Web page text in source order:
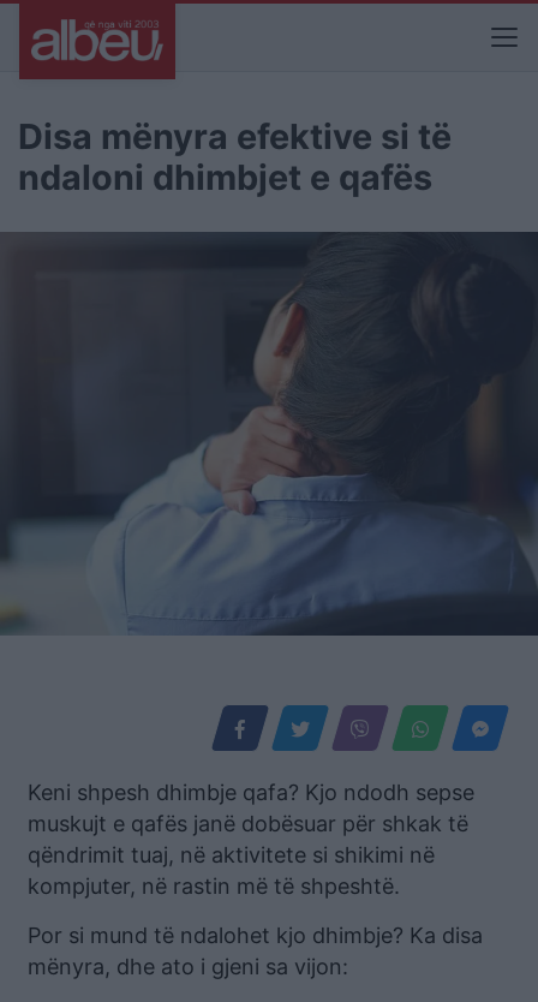
Disa mënyra efektive si të
ndaloni dhimbjet e qafës
Keni shpesh dhimbje qafa? Kjo ndodh sepse
muskujt e qafës janë dobësuar për shkak të
qëndrimit tuaj, në aktivitete si shikimi në
kompjuter, në rastin më të shpeshtë.
Por si mund të ndalohet kjo dhimbje? Ka disa
mënyra, dhe ato i gjeni sa vijon: